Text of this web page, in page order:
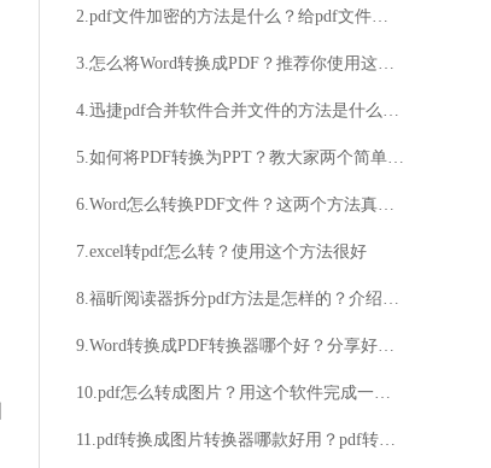
2.pdf文件加密的方法是什么？给pdf文件添加密码的详细步骤
3.怎么将Word转换成PDF？推荐你使用这两种方法
4.迅捷pdf合并软件合并文件的方法是什么？合并pdf文件的具体步骤
5.如何将PDF转换为PPT？教大家两个简单的好方法
6.Word怎么转换PDF文件？这两个方法真的好用！
7.excel转pdf怎么转？使用这个方法很好
8.福昕阅读器拆分pdf方法是怎样的？介绍pdf文档的拆分方法
9.Word转换成PDF转换器哪个好？分享好用的转换工具
10.pdf怎么转成图片？用这个软件完成一键转换
11.pdf转换成图片转换器哪款好用？pdf转图片的转换器分享